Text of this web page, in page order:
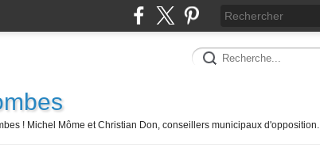
! Michel Môme et Christian Don, conseillers municipaux d'opposition.